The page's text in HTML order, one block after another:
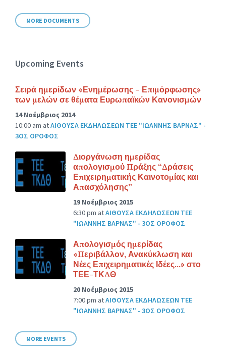
MORE DOCUMENTS
Upcoming Events
Σειρά ημερίδων «Ενημέρωσης – Επιμόρφωσης»
των μελών σε θέματα Ευρωπαϊκών Κανονισμών
14 Νοέμβριος 2014
10:00 am atΑΙΘΟΥΣΑ ΕΚΔΗΛΩΣΕΩΝ ΤΕΕ "ΙΩΑΝΝΗΣ ΒΑΡΝΑΣ" -
3ΟΣ ΟΡΟΦΟΣ
Διοργάνωση ημερίδας
απολογισμού Πράξης “Δράσεις
Επιχειρηματικής Καινοτομίας και
Απασχόλησης”
19 Νοέμβριος 2015
6:30 pm atΑΙΘΟΥΣΑ ΕΚΔΗΛΩΣΕΩΝ ΤΕΕ
"ΙΩΑΝΝΗΣ ΒΑΡΝΑΣ" - 3ΟΣ ΟΡΟΦΟΣ
Απολογισμός ημερίδας
«Περιβάλλον, Ανακύκλωση και
Νέες Επιχειρηματικές Ιδέες…» στο
ΤΕΕ-ΤΚΔΘ
20 Νοέμβριος 2015
7:00 pm atΑΙΘΟΥΣΑ ΕΚΔΗΛΩΣΕΩΝ ΤΕΕ
"ΙΩΑΝΝΗΣ ΒΑΡΝΑΣ" - 3ΟΣ ΟΡΟΦΟΣ
MORE EVENTS